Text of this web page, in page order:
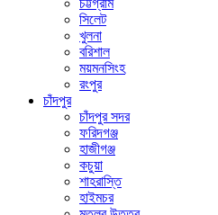
চট্টগ্রাম
সিলেট
খুলনা
বরিশাল
ময়মনসিংহ
রংপুর
চাঁদপুর
চাঁদপুর সদর
ফরিদগঞ্জ
হাজীগঞ্জ
কচুয়া
শাহরাস্তি
হাইমচর